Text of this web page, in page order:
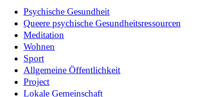
Psychische Gesundheit
Queere psychische Gesundheitsressourcen
Meditation
Wohnen
Sport
Allgemeine Öffentlichkeit
Project
Lokale Gemeinschaft